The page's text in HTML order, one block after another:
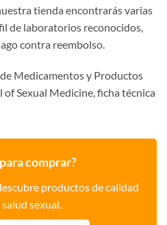
tienda encontrarás varias
de laboratorios reconocidos,
contra reembolso.
Medicamentos y Productos
Sexual Medicine, ficha técnica
comprar?
productos de calidad
sexual.